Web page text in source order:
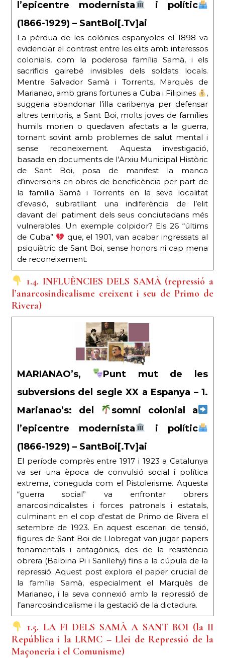
l’epicentre modernista
i polític
(1866-1929) – SantBoi[.Tv]ai
La pèrdua de les colònies espanyoles el 1898 va
evidenciar el contrast entre les elits amb interessos
colonials, com la poderosa família Samà, i els
sacrificis gairebé invisibles dels soldats locals.
Mentre Salvador Samà i Torrents, Marquès de
Marianao, amb grans fortunes a Cuba i Filipines
,
suggeria abandonar l’illa caribenya per defensar
altres territoris, a Sant Boi, molts joves de famílies
humils morien o quedaven afectats a la guerra,
tornant sovint amb problemes de salut mental i
sense reconeixement. Aquesta investigació,
basada en documents de l’Arxiu Municipal Històric
de Sant Boi, posa de manifest la manca
d’inversions en obres de beneficència per part de
la família Samà i Torrents en la seva localitat
d’evasió, subratllant una indiferència de l’elit
davant del patiment dels seus conciutadans més
vulnerables. Un exemple colpidor? Els 26 “últims
de Cuba”
que, el 1901, van acabar ingressats al
psiquiàtric de Sant Boi, sense honors ni cap mena
de reconeixement.
1.4. INFLUÈNCIES DELS SAMÀ (repressió a
l’anarcosindicalisme creixent i seu de Primo de
Rivera)
MARIANAO’s,
Punt mut de les
subversions del segle XX a Espanya – 1.
Marianao’s: del
somni colonial a
l’epicentre modernista
i polític
(1866-1929) – SantBoi[.Tv]ai
El període comprès entre 1917 i 1923 a Catalunya
va ser una època de convulsió social i política
extrema, coneguda com el Pistolerisme. Aquesta
“guerra social” va enfrontar obrers
anarcosindicalistes i forces patronals i estatals,
culminant en el cop d’estat de Primo de Rivera el
setembre de 1923. En aquest escenari de tensió,
figures de Sant Boi de Llobregat van jugar papers
fonamentals i antagònics, des de la resistència
obrera (Balbina Pi i Sanllehy) fins a la cúpula de la
repressió. Aquest post explora el paper crucial de
la família Samà, especialment el Marquès de
Marianao, i la seva connexió amb la repressió de
l’anarcosindicalisme i la gestació de la dictadura.
1.5. LA FI DELS SAMÀ A SANT BOI (la II
República i la LRMC – Llei de Repressió de la
Maçoneria i el Comunisme)